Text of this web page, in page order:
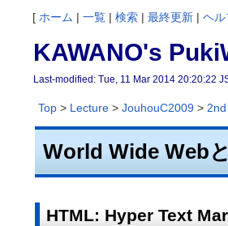
[ ホーム | 一覧| 検索| 最終更新| ヘル
KAWANO's
Last-modified: Tue, 11 Mar 2014 20:20:22
Top> Lecture> JouhouC2009> 2nd
World Wide Web
HTML: Hyper Text